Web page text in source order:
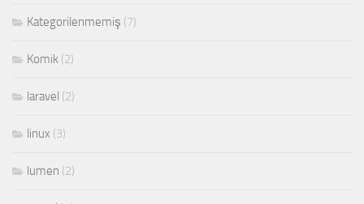
Kategorilenmemiş (7)
Komik (2)
laravel (2)
linux (3)
lumen (2)